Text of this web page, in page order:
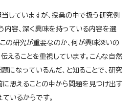
していますが、授業の中で扱う研究例
内容、深く興味を持っている内容を選
この研究が重要なのか、何が興味深いの
えることを重視しています。こんな自然
になっているんだ、と知ることで、研究
に思えることの中から問題を見つけ出す
いるからです。